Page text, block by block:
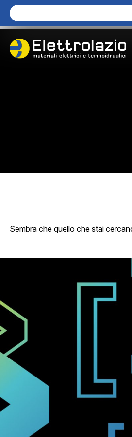
Sembra che quello che stai